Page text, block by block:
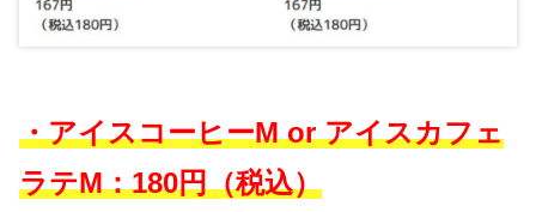
・アイスコーヒーM or アイスカフェ
ラテM：180円（税込）